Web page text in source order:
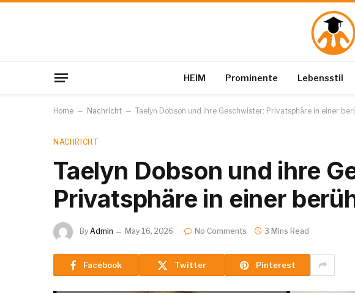
HEIM Prominente Lebensstil
Home – Nachricht – Taelyn Dobson und ihre Geschwister: Privatsphäre in einer
NACHRICHT
Taelyn Dobson und ihre
Privatsphäre in einer
By Admin May 16, 2026 No Comments 3 Mins Read
Facebook Twitter Pinterest